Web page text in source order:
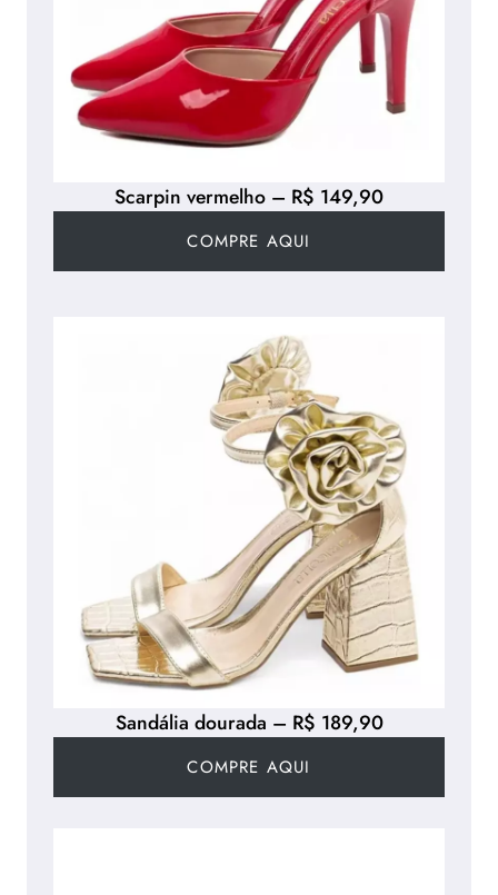
Sandália dourada – R$ 189,90
COMPRE AQUI
Scarpin vermelho – R$ 149,90
COMPRE AQUI